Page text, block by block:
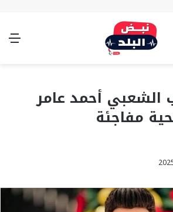
الوضع
الشعبي أحمد عامر
مفاجئة